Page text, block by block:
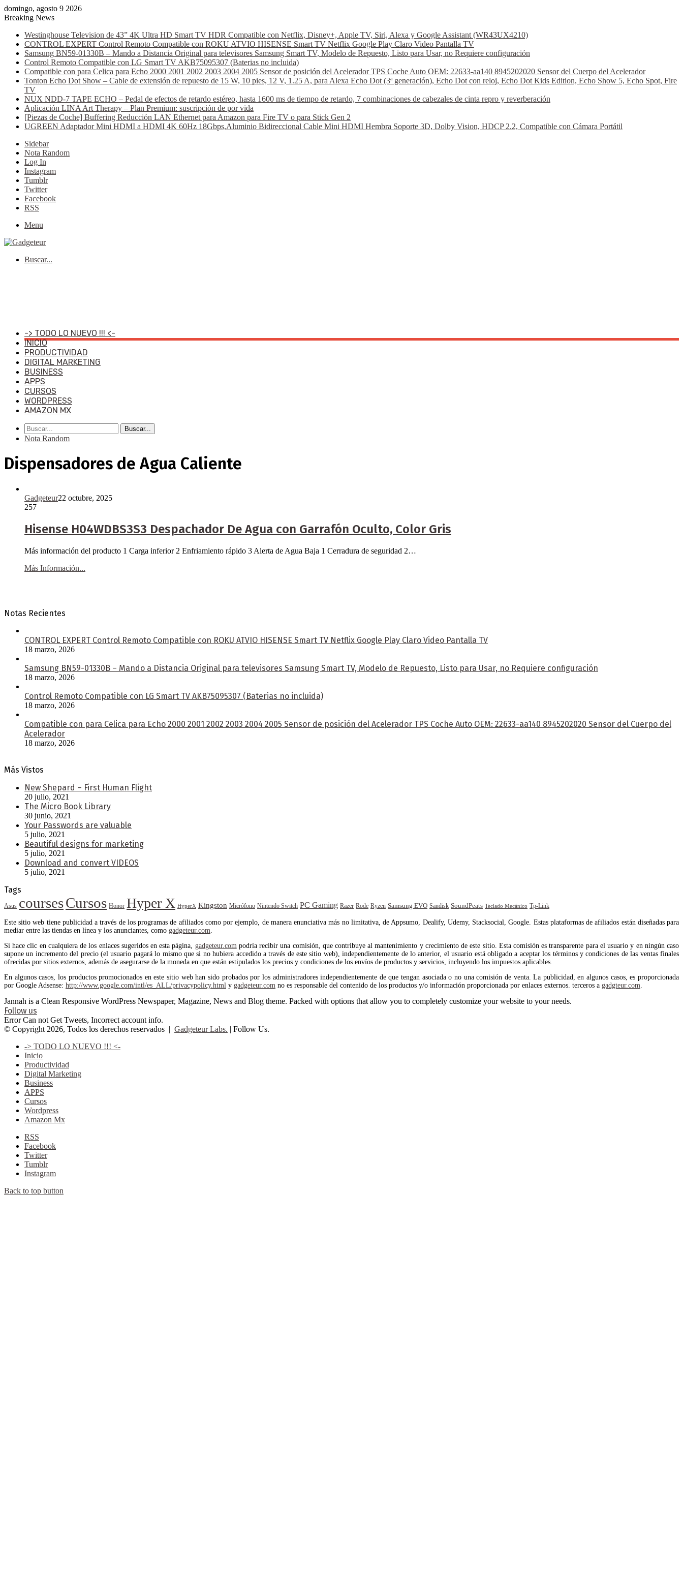
domingo, agosto 9 2026
Breaking News
Westinghouse Television de 43” 4K Ultra HD Smart TV HDR Compatible con Netflix, Disney+, Apple TV, Siri, Alexa y Google Assistant (WR43UX4210)
CONTROL EXPERT Control Remoto Compatible con ROKU ATVIO HISENSE Smart TV Netflix Google Play Claro Video Pantalla TV
Samsung BN59-01330B – Mando a Distancia Original para televisores Samsung Smart TV, Modelo de Repuesto, Listo para Usar, no Requiere configuración
Control Remoto Compatible con LG Smart TV AKB75095307 (Baterias no incluida)
Compatible con para Celica para Echo 2000 2001 2002 2003 2004 2005 Sensor de posición del Acelerador TPS Coche Auto OEM: 22633-aa140 8945202020 Sensor del Cuerpo del Acelerador
Tonton Echo Dot Show – Cable de extensión de repuesto de 15 W, 10 pies, 12 V, 1.25 A, para Alexa Echo Dot (3ª generación), Echo Dot con reloj, Echo Dot Kids Edition, Echo Show 5, Echo Spot, Fire
TV
NUX NDD-7 TAPE ECHO – Pedal de efectos de retardo estéreo, hasta 1600 ms de tiempo de retardo, 7 combinaciones de cabezales de cinta repro y reverberación
Aplicación LINA Art Therapy – Plan Premium: suscripción de por vida
[Piezas de Coche] Buffering Reducción LAN Ethernet para Amazon para Fire TV o para Stick Gen 2
UGREEN Adaptador Mini HDMI a HDMI 4K 60Hz 18Gbps,Aluminio Bidireccional Cable Mini HDMI Hembra Soporte 3D, Dolby Vision, HDCP 2.2, Compatible con Cámara Portátil
Sidebar
Nota Random
Log In
Instagram
Tumblr
Twitter
Facebook
RSS
Menu
Buscar...
-> TODO LO NUEVO !!! <-
INICIO
PRODUCTIVIDAD
DIGITAL MARKETING
BUSINESS
APPS
CURSOS
WORDPRESS
AMAZON MX
Buscar...
Nota Random
Dispensadores de Agua Caliente
Gadgeteur22 octubre, 2025
257
Hisense H04WDBS3S3 Despachador De Agua con Garrafón Oculto, Color Gris
Más información del producto 1 Carga inferior 2 Enfriamiento rápido 3 Alerta de Agua Baja 1 Cerradura de seguridad 2…
Más Información...
Notas Recientes
CONTROL EXPERT Control Remoto Compatible con ROKU ATVIO HISENSE Smart TV Netflix Google Play Claro Video Pantalla TV
18 marzo, 2026
Samsung BN59-01330B – Mando a Distancia Original para televisores Samsung Smart TV, Modelo de Repuesto, Listo para Usar, no Requiere configuración
18 marzo, 2026
Control Remoto Compatible con LG Smart TV AKB75095307 (Baterias no incluida)
18 marzo, 2026
Compatible con para Celica para Echo 2000 2001 2002 2003 2004 2005 Sensor de posición del Acelerador TPS Coche Auto OEM: 22633-aa140 8945202020 Sensor del Cuerpo del
Acelerador
18 marzo, 2026
Más Vistos
New Shepard – First Human Flight
20 julio, 2021
The Micro Book Library
30 junio, 2021
Your Passwords are valuable
5 julio, 2021
Beautiful designs for marketing
5 julio, 2021
Download and convert VIDEOS
5 julio, 2021
Tags
Asus coursesCursos Honor Hyper X HyperX Kingston Micrófono Nintendo Switch PC Gaming Razer Rode Ryzen Samsung EVO Sandisk SoundPeats Teclado Mecánico Tp-Link
Este sitio web tiene publicidad a través de los programas de afiliados como por ejemplo, de manera enunciativa más no limitativa, de Appsumo, Dealify, Udemy, Stacksocial, Google. Estas plataformas de afiliados están diseñadas para
mediar entre las tiendas en línea y los anunciantes, como gadgeteur.com
Si hace clic en cualquiera de los enlaces sugeridos en esta página, gadgeteur.com podría recibir una comisión, que contribuye al mantenimiento y crecimiento de este sitio. Esta comisión es transparente para el usuario y en ningún caso
supone un incremento del precio (el usuario pagará lo mismo que si no hubiera accedido a través de este sitio web), independientemente de lo anterior, el usuario está obligado a aceptar los términos y condiciones de las ventas finales
ofrecidas por sitios externos, además de asegurarse de la moneda en que están estipulados los precios y condiciones de los envíos de productos y servicios, incluyendo los impuestos aplicables.
En algunos casos, los productos promocionados en este sitio web han sido probados por los administradores independientemente de que tengan asociada o no una comisión de venta. La publicidad, en algunos casos, es proporcionada
por Google Adsense: http://www.google.com/intl/es_ALL/privacypolicy.html y gadgeteur.com no es responsable del contenido de los productos y/o información proporcionada por enlaces externos. terceros a gadgteur.com
Jannah is a Clean Responsive WordPress Newspaper, Magazine, News and Blog theme. Packed with options that allow you to completely customize your website to your needs.
Follow us
Error Can not Get Tweets, Incorrect account info.
© Copyright 2026, Todos los derechos reservados | Gadgeteur Labs. | Follow Us.
-> TODO LO NUEVO !!! <-
Inicio
Productividad
Digital Marketing
Business
APPS
Cursos
Wordpress
Amazon Mx
RSS
Facebook
Twitter
Tumblr
Instagram
Back to top button